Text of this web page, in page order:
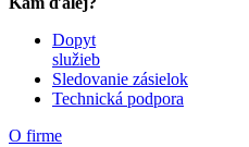
Dopyt
služieb
Sledovanie zásielok
Technická podpora
O firme